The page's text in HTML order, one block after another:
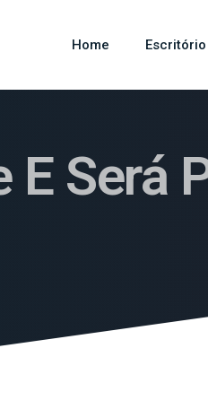
Home Escritório
Será